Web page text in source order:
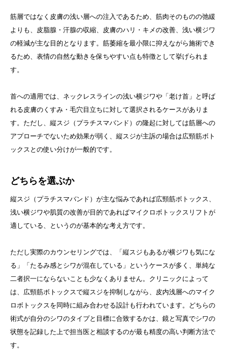
筋層ではなく皮膚の浅い層への注入であるため、筋肉そのものの弛緩
よりも、皮脂腺・汗腺の収縮、皮膚のハリ・キメの改善、浅い横ジワ
の軽減が主な目的となります。筋萎縮を最小限に抑えながら施術でき
るため、表情の自然な動きを保ちやすい点も特徴として挙げられま
す。
首への適用では、ネックレスラインの浅い横ジワや「老け首」と呼ば
れる皮膚のくすみ・毛穴目立ちに対して選択されるケースがありま
す。ただし、縦スジ（プラチスマバンド）の隆起に対しては筋層への
アプローチでないため効果が弱く、縦スジが主訴の場合は広頸筋ボト
ックスとの使い分けが一般的です。
どちらを選ぶか
縦スジ（プラチスマバンド）が主な悩みであれば広頸筋ボトックス、
浅い横ジワや肌質の改善が目的であればマイクロボトックスリフトが
適している、というのが基本的な考え方です。
ただし実際のカウンセリングでは、「縦スジもあるが横ジワも気にな
る」「たるみ感とシワが混在している」というケースが多く、単純な
二者択一にならないことも少なくありません。クリニックによって
は、広頸筋ボトックスで縦スジを抑制しながら、皮内浅層へのマイク
ロボトックスを同時に組み合わせる設計も行われています。どちらの
術式が自分のシワのタイプと目標に合致するかは、鏡と写真でシワの
状態を記録した上で担当医と相談するのが最も精度の高い判断方法で
す。